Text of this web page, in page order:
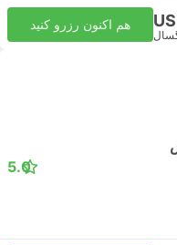
هم اکنون رزرو کنید
5.0